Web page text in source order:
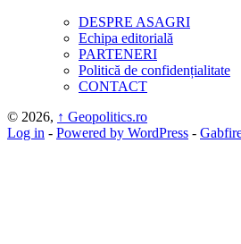
DESPRE ASAGRI
Echipa editorială
PARTENERI
Politică de confidențialitate
CONTACT
© 2026, ↑ Geopolitics.ro
Log in - Powered by WordPress -